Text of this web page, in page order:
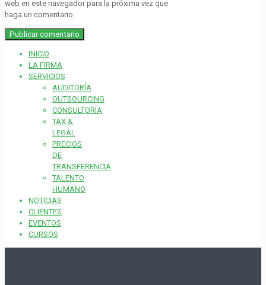
web en este navegador para la próxima vez que
haga un comentario.
INICIO
LA FIRMA
SERVICIOS
AUDITORÍA
OUTSOURCING
CONSULTORÍA
TAX &
LEGAL
PRECIOS
DE
TRANSFERENCIA
TALENTO
HUMANO
NOTICIAS
CLIENTES
EVENTOS
CURSOS